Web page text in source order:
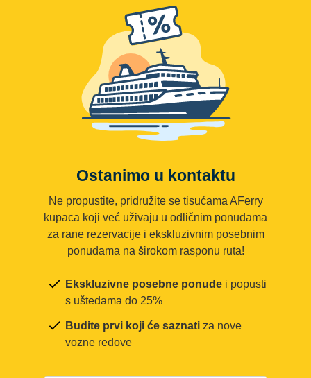
Ostanimo u kontaktu
Ne propustite, pridružite se tisućama AFerry
kupaca koji već uživaju u odličnim ponudama
za rane rezervacije i ekskluzivnim posebnim
ponudama na širokom rasponu ruta!
Ekskluzivne posebne ponude i popusti
s uštedama do 25%
Budite prvi koji će saznati za nove
vozne redove